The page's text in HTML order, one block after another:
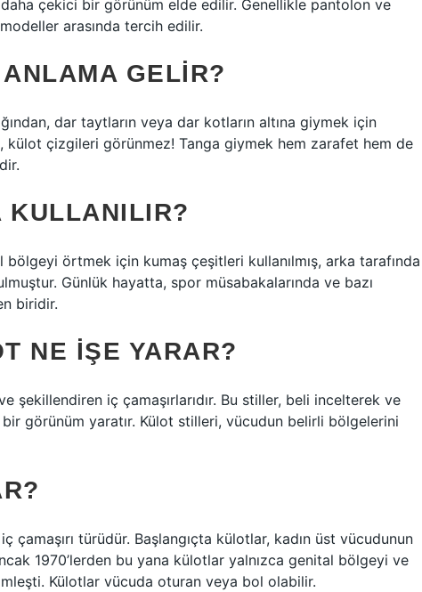
çekici bir görünüm elde edilir. Genellikle pantolon ve
arasında tercih edilir.
GELIR?
dar taytların veya dar kotların altına giymek için
külot çizgileri görünmez! Tanga giymek hem zarafet hem de
KULLANILIR?
bölgeyi örtmek için kumaş çeşitleri kullanılmış, arka tarafında
Günlük hayatta, spor müsabakalarında ve bazı
biridir.
NE IŞE YARAR?
şekillendiren iç çamaşırlarıdır. Bu stiller, beli incelterek ve
görünüm yaratır. Külot stilleri, vücudun belirli bölgelerini
çamaşırı türüdür. Başlangıçta külotlar, kadın üst vücudunun
1970’lerden bu yana külotlar yalnızca genital bölgeyi ve
Külotlar vücuda oturan veya bol olabilir.